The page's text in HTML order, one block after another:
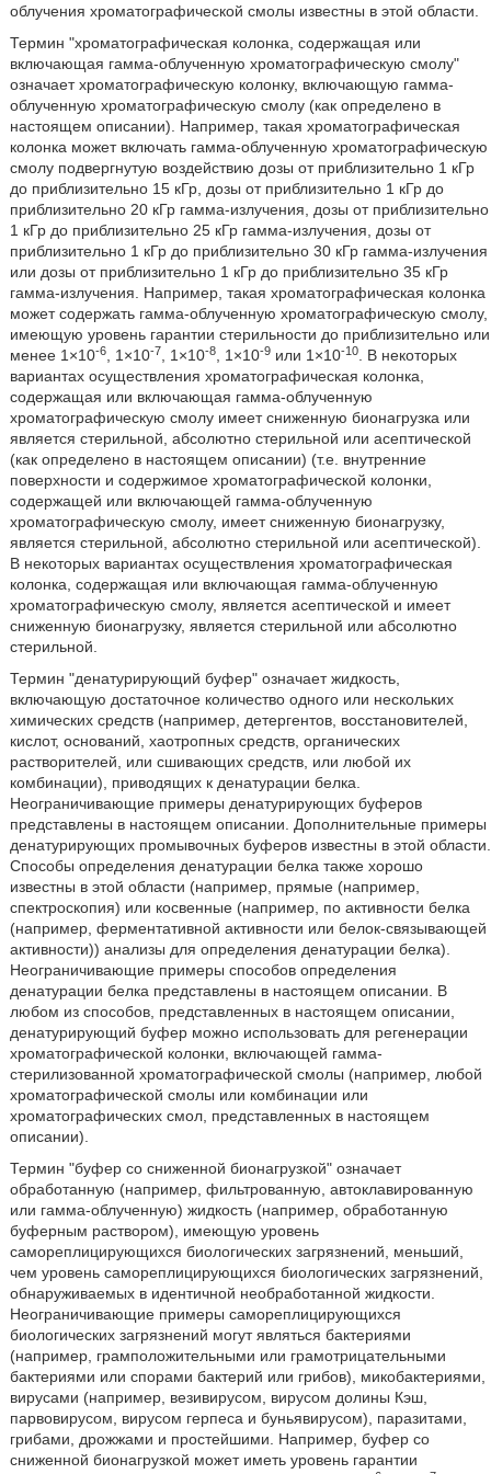
облучения хроматографической смолы известны в этой области.
Термин "хроматографическая колонка, содержащая или
включающая гамма-облученную хроматографическую смолу"
означает хроматографическую колонку, включающую гамма-
облученную хроматографическую смолу (как определено в
настоящем описании). Например, такая хроматографическая
колонка может включать гамма-облученную хроматографическую
смолу подвергнутую воздействию дозы от приблизительно 1 кГр
до приблизительно 15 кГр, дозы от приблизительно 1 кГр до
приблизительно 20 кГр гамма-излучения, дозы от приблизительно
1 кГр до приблизительно 25 кГр гамма-излучения, дозы от
приблизительно 1 кГр до приблизительно 30 кГр гамма-излучения
или дозы от приблизительно 1 кГр до приблизительно 35 кГр
гамма-излучения. Например, такая хроматографическая колонка
может содержать гамма-облученную хроматографическую смолу,
имеющую уровень гарантии стерильности до приблизительно или
менее 1×10-6, 1×10-7 , 1×10-8, 1×10-9или 1×10-10. В некоторых
вариантах осуществления хроматографическая колонка,
содержащая или включающая гамма-облученную
хроматографическую смолу имеет сниженную бионагрузка или
является стерильной, абсолютно стерильной или асептической
(как определено в настоящем описании) (т.е. внутренние
поверхности и содержимое хроматографической колонки,
содержащей или включающей гамма-облученную
хроматографическую смолу, имеет сниженную бионагрузку,
является стерильной, абсолютно стерильной или асептической).
В некоторых вариантах осуществления хроматографическая
колонка, содержащая или включающая гамма-облученную
хроматографическую смолу, является асептической и имеет
сниженную бионагрузку, является стерильной или абсолютно
стерильной.
Термин "денатурирующий буфер" означает жидкость,
включающую достаточное количество одного или нескольких
химических средств (например, детергентов, восстановителей,
кислот, оснований, хаотропных средств, органических
растворителей, или сшивающих средств, или любой их
комбинации), приводящих к денатурации белка.
Неограничивающие примеры денатурирующих буферов
представлены в настоящем описании. Дополнительные примеры
денатурирующих промывочных буферов известны в этой области.
Способы определения денатурации белка также хорошо
известны в этой области (например, прямые (например,
спектроскопия) или косвенные (например, по активности белка
(например, ферментативной активности или белок-связывающей
активности)) анализы для определения денатурации белка).
Неограничивающие примеры способов определения
денатурации белка представлены в настоящем описании. В
любом из способов, представленных в настоящем описании,
денатурирующий буфер можно использовать для регенерации
хроматографической колонки, включающей гамма-
стерилизованной хроматографической смолы (например, любой
хроматографической смолы или комбинации или
хроматографических смол, представленных в настоящем
описании).
Термин "буфер со сниженной бионагрузкой" означает
обработанную (например, фильтрованную, автоклавированную
или гамма-облученную) жидкость (например, обработанную
буферным раствором), имеющую уровень
самореплицирующихся биологических загрязнений, меньший,
чем уровень самореплицирующихся биологических загрязнений,
обнаруживаемых в идентичной необработанной жидкости.
Неограничивающие примеры самореплицирующихся
биологических загрязнений могут являться бактериями
(например, грамположительными или грамотрицательными
бактериями или спорами бактерий или грибов), микобактериями,
вирусами (например, везивирусом, вирусом долины Кэш,
парвовирусом, вирусом герпеса и буньявирусом), паразитами,
грибами, дрожжами и простейшими. Например, буфер со
сниженной бионагрузкой может иметь уровень гарантии